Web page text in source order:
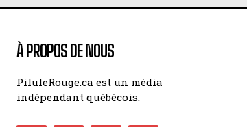
À PROPOS DE NOUS
PiluleRouge.ca est un média
indépendant québécois.